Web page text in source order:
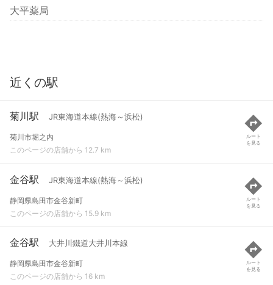
大平薬局
近くの駅
菊川駅 JR東海道本線(熱海～浜松)
菊川市堀之内
このページの店舗から 12.7 km
ルート
を見る
金谷駅 JR東海道本線(熱海～浜松)
静岡県島田市金谷新町
このページの店舗から 15.9 km
ルート
を見る
金谷駅 大井川鐵道大井川本線
静岡県島田市金谷新町
このページの店舗から 16 km
ルート
を見る